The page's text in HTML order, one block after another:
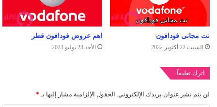
نت مجانى فودافون
السبت 22 أكتوبر 2022
اهم عروض فودافون قطر
الأحد 23 يوليو 2023
اترك تعليقاً
لن يتم نشر عنوان بريدك الإلكتروني. الحقول الإلزامية مشار إليها بـ *